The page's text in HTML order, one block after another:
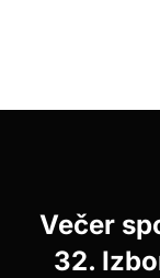
Večer
32.